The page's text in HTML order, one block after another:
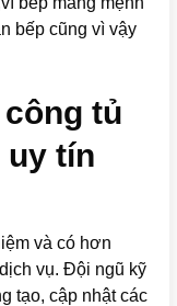
bếp cũng vì vậy
tủ
uy tín
và có hơn
vụ. Đội ngũ kỹ
tạo, cập nhật các